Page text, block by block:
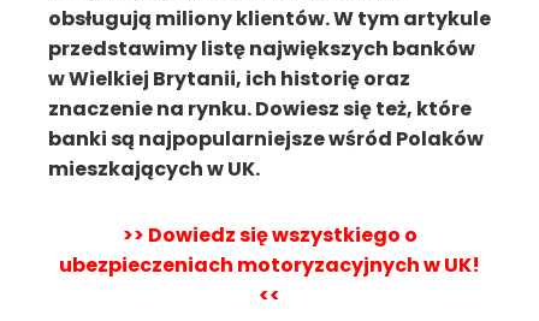
obsługują miliony klientów. W tym artykule
przedstawimy listę największych banków
w Wielkiej Brytanii, ich historię oraz
znaczenie na rynku. Dowiesz się też, które
banki są najpopularniejsze wśród Polaków
mieszkających w UK.
>> Dowiedz się wszystkiego o
ubezpieczeniach motoryzacyjnych w UK!
<<